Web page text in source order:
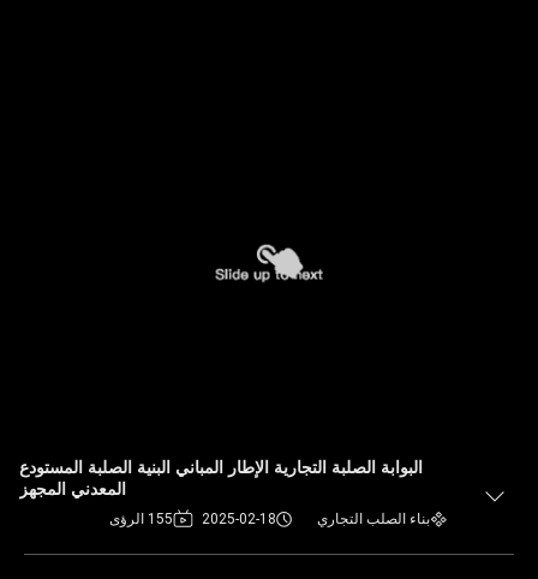
البوابة الصلبة التجارية الإطار المباني البنية الصلبة المستودع
المعدني المجهز
بناء الصلب التجاري 2025-02-18 155 الرؤى